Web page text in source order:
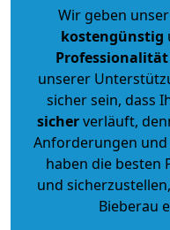
Wir geben
kostengünstig
Professionalität
unserer
sicher sein, dass
sicherverläuft,
Anforderungen
haben die besten
und
Bieberau